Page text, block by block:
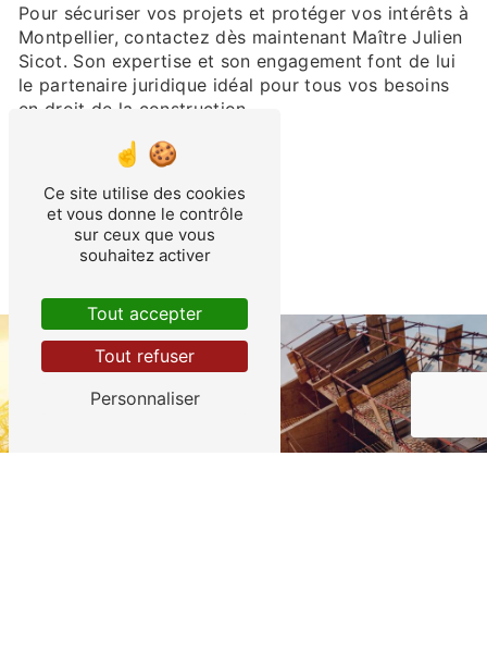
Pour sécuriser vos projets et protéger vos intérêts à
Montpellier, contactez dès maintenant Maître Julien
Sicot. Son expertise et son engagement font de lui
le partenaire juridique idéal pour tous vos besoins
en droit de la construction.
EN SAVOIR PLUS
CONTACTEZ-NOUS
Ce site utilise des cookies
et vous donne le contrôle
sur ceux que vous
souhaitez activer
Tout accepter
Tout refuser
Personnaliser